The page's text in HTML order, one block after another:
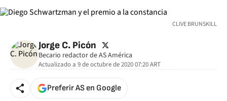
CLIVE BRUNSKILL
Jorge C. Picón twitter
Becario redactor de AS América
Actualizado a 9 de octubre de 2020 07:20ART
Preferir AS en Google